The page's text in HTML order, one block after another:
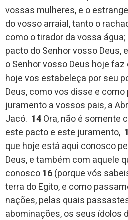
vossas mulheres, e o
do vosso arraial, tanto o
como o tirador da vossa água;
pacto do Senhor vosso Deus,
o Senhor vosso Deus hoje
hoje vos estabeleça por seu
Deus, como vos disse e
juramento a vossos pais, a
Jacó. 14Ora, não é somente
este pacto e este juramento,
que hoje está aqui conosco
Deus, e também com aquele
conosco16(porque vós
terra do Egito, e como
nações, pelas quais
abominações, os seus ídolos